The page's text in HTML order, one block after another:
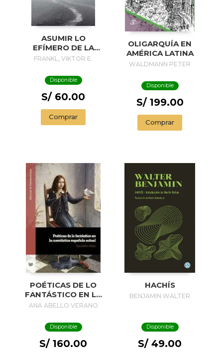
ASUMIR LO
EFÍMERO DE LA
EXISTENCIA
FRANKL, VIKTOR E.
Disponible
S/ 60.00
Comprar
OLIGARQUÍA EN
AMÉRICA LATINA
WALDMANN PETER
Disponible
S/ 199.00
Comprar
POÉTICAS DE LO
FANTÁSTICO EN LA
CUENTÍSTICA
ANA ABELLO VERANO
Disponible
S/ 160.00
HACHÍS
BENJAMIN WALTER
Disponible
S/ 49.00